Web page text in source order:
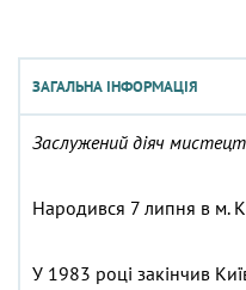
ЗАГАЛЬНА ІНФОРМАЦІЯ
Заслужений діяч
Народився 7 липня в м.
У 1983 році закінчив